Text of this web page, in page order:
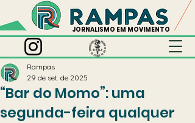
JORNALISMO EM MOVIMENTO
“Bar do Momo”: uma
segunda-feira qualquer
Rampas
29 de set. de 2025